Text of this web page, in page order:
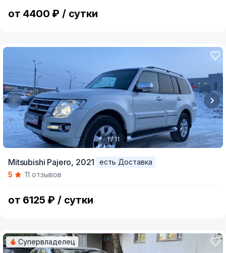
от 4400 ₽ / сутки
of
1 / 11
Mitsubishi Pajero, 2021
есть Доставка
5
11 отзывов
от 6125 ₽ / сутки
Супервладелец